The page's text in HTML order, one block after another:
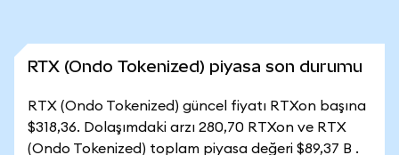
RTX (Ondo Tokenized) piyasa son durumu
RTX (Ondo Tokenized) güncel fiyatı RTXon başına
$318,36. Dolaşımdaki arzı 280,70 RTXon ve RTX
(Ondo Tokenized) toplam piyasa değeri $89,37 B .